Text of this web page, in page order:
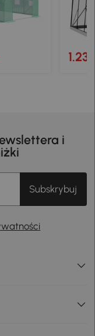
i
Subskrybuj